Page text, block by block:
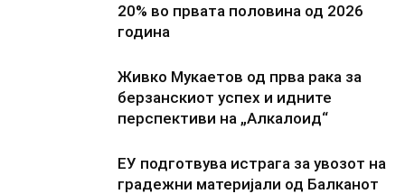
20% во првата половина од 2026
година
Живко Мукаетов од прва рака за
берзанскиот успех и идните
перспективи на „Алкалоид“
ЕУ подготвува истрага за увозот на
градежни материјали од Балканот